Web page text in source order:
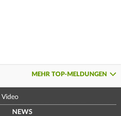
MEHR TOP-MELDUNGEN
Video
NEWS